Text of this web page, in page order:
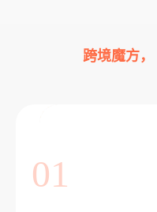
跨境魔方，
01